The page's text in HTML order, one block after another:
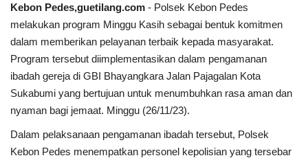
Ekonomi
Pendidikan
Informasi Journalism
Olahraga
Kesehatan
Kebon Pedes,guetilang.com - Polsek Kebon Pedes
melakukan program Minggu Kasih sebagai bentuk komitmen
dalam memberikan pelayanan terbaik kepada masyarakat.
Program tersebut diimplementasikan dalam pengamanan
ibadah gereja di GBI Bhayangkara Jalan Pajagalan Kota
Sukabumi yang bertujuan untuk menumbuhkan rasa aman dan
nyaman bagi jemaat. Minggu (26/11/23).
Dalam pelaksanaan pengamanan ibadah tersebut, Polsek
Kebon Pedes menempatkan personel kepolisian yang tersebar